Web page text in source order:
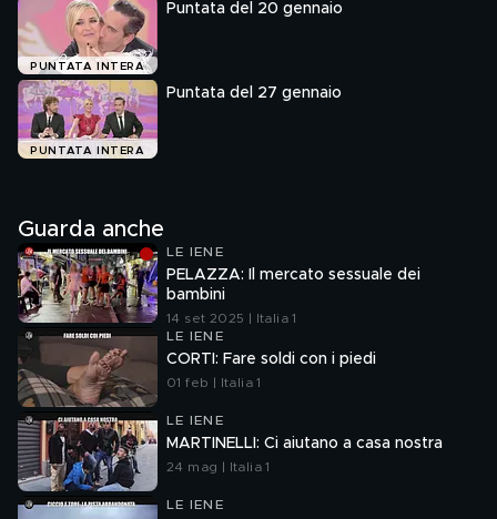
PUNTATA INTERA
Puntata del 20 gennaio
PUNTATA INTERA
Puntata del 27 gennaio
Guarda anche
LE IENE
PELAZZA: Il mercato sessuale dei
bambini
14 set 2025 | Italia 1
LE IENE
CORTI: Fare soldi con i piedi
01 feb | Italia 1
LE IENE
MARTINELLI: Ci aiutano a casa nostra
24 mag | Italia 1
LE IENE